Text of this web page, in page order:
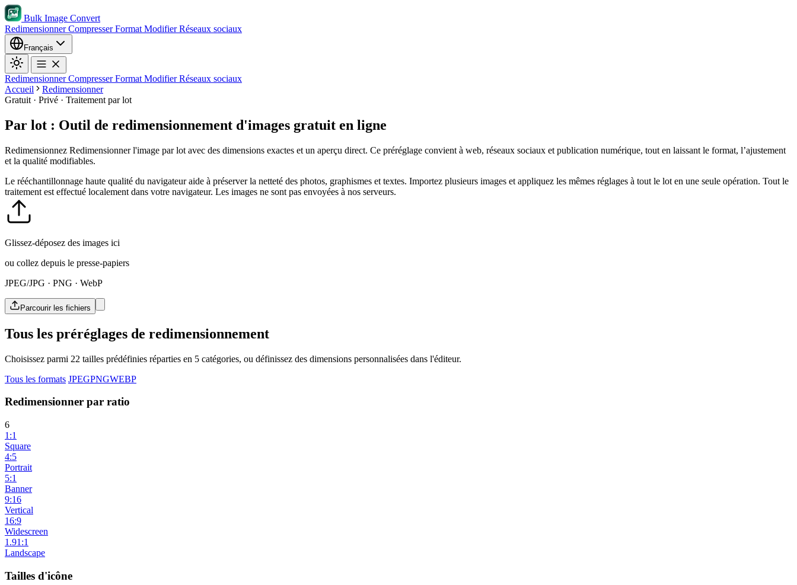
Bulk Image Convert
RedimensionnerCompresserFormat ModifierRéseaux sociaux
Français
RedimensionnerCompresserFormat ModifierRéseaux sociaux
Accueil
Redimensionner
Gratuit · Privé · Traitement par lot
Par lot : Outil de redimensionnement d'images gratuit en ligne
Redimensionnez Redimensionner l'image par lot avec des dimensions exactes et un aperçu direct. Ce préréglage convient à web, réseaux sociaux et publication numérique, tout en laissant le format, l’ajustement
et la qualité modifiables.
Le rééchantillonnage haute qualité du navigateur aide à préserver la netteté des photos, graphismes et textes. Importez plusieurs images et appliquez les mêmes réglages à tout le lot en une seule opération. Tout le
traitement est effectué localement dans votre navigateur. Les images ne sont pas envoyées à nos serveurs.
Glissez-déposez des images ici
ou collez depuis le presse-papiers
JPEG/JPG · PNG · WebP
Parcourir les fichiers
Tous les préréglages de redimensionnement
Choisissez parmi 22 tailles prédéfinies réparties en 5 catégories, ou définissez des dimensions personnalisées dans l'éditeur.
Tous les formats JPEGPNGWEBP
Redimensionner par ratio
6
1:1
Square
4:5
Portrait
5:1
Banner
9:16
Vertical
16:9
Widescreen
1.91:1
Landscape
Tailles d'icône